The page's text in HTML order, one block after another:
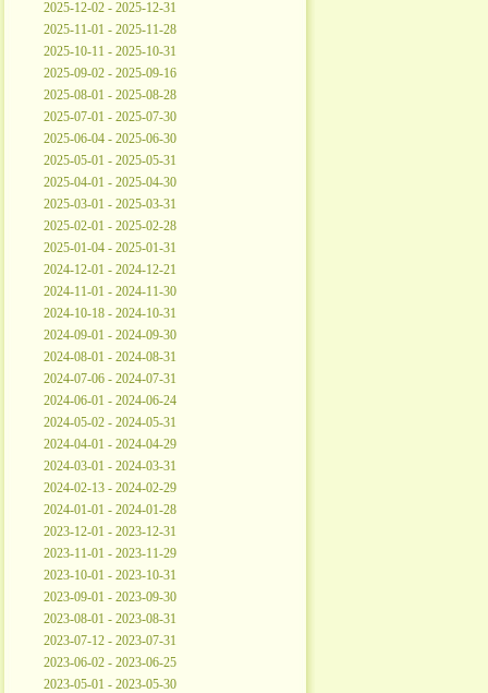
2025-12-02 - 2025-12-31
2025-11-01 - 2025-11-28
2025-10-11 - 2025-10-31
2025-09-02 - 2025-09-16
2025-08-01 - 2025-08-28
2025-07-01 - 2025-07-30
2025-06-04 - 2025-06-30
2025-05-01 - 2025-05-31
2025-04-01 - 2025-04-30
2025-03-01 - 2025-03-31
2025-02-01 - 2025-02-28
2025-01-04 - 2025-01-31
2024-12-01 - 2024-12-21
2024-11-01 - 2024-11-30
2024-10-18 - 2024-10-31
2024-09-01 - 2024-09-30
2024-08-01 - 2024-08-31
2024-07-06 - 2024-07-31
2024-06-01 - 2024-06-24
2024-05-02 - 2024-05-31
2024-04-01 - 2024-04-29
2024-03-01 - 2024-03-31
2024-02-13 - 2024-02-29
2024-01-01 - 2024-01-28
2023-12-01 - 2023-12-31
2023-11-01 - 2023-11-29
2023-10-01 - 2023-10-31
2023-09-01 - 2023-09-30
2023-08-01 - 2023-08-31
2023-07-12 - 2023-07-31
2023-06-02 - 2023-06-25
2023-05-01 - 2023-05-30